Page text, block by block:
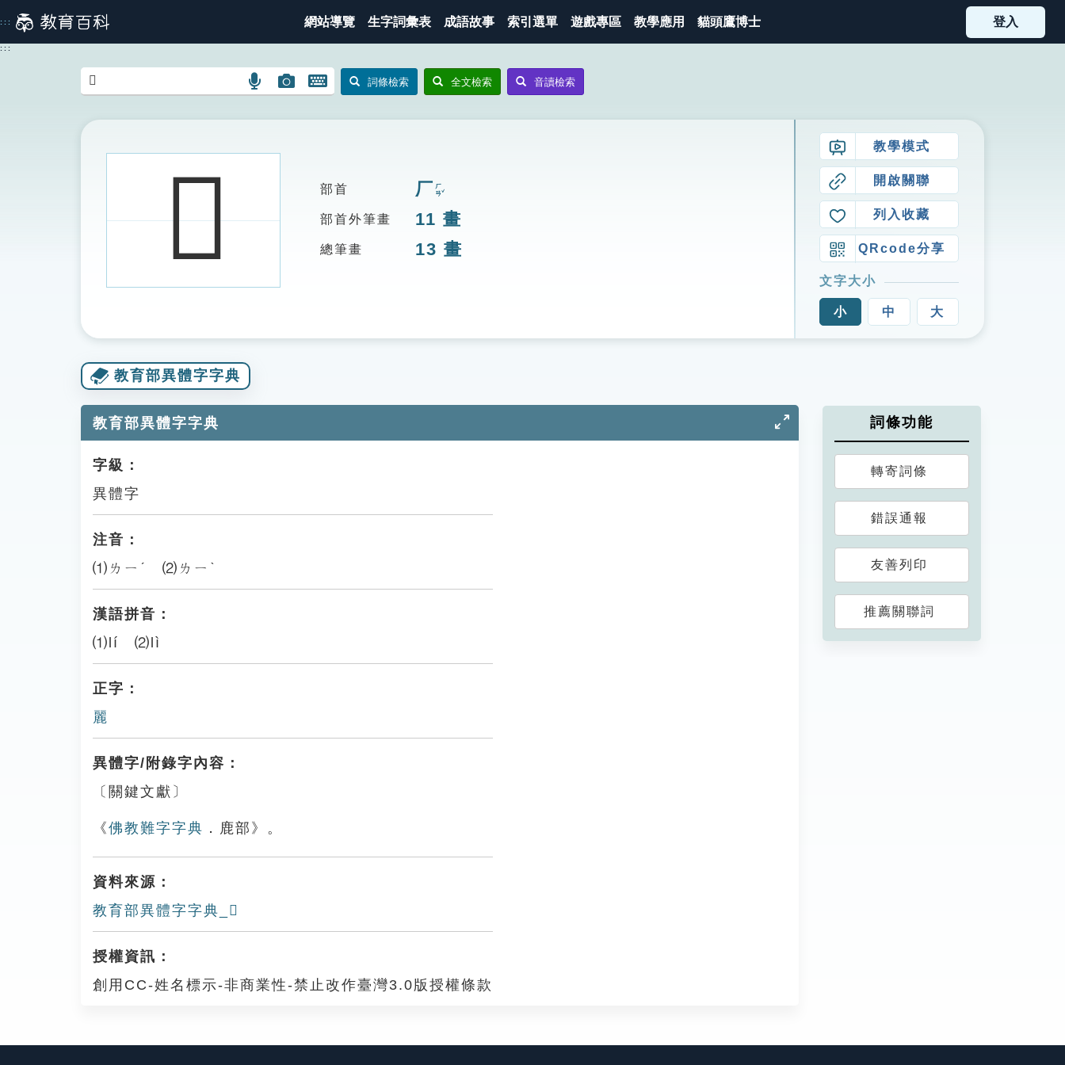
到
主
::: 網站導覽 生字詞彙表 成語故事 索引選單 遊戲專區 教學應用 貓頭鷹博士 登入
:::
語
搜
圖
圖
搜
開
鍵
詞條檢索 全文檢索 音讀檢索
𠪕 部首 厂ㄏㄢˇ
部首外筆畫 11 畫
總筆畫 13 畫
教學模式
開啟關聯
列入收藏
QRcode分享
文字大小
小 中 大
教育部異體字字典
教育部異體字字典
字級：
異體字
注音：
⑴ㄌㄧˊ ⑵ㄌㄧˋ
漢語拼音：
⑴lí ⑵lì
正字：
麗
異體字/附錄字內容：
〔關鍵文獻〕
《佛教難字字典 ．鹿部》。
資料來源：
教育部異體字字典_𠪕
授權資訊：
創用CC-姓名標示-非商業性-禁止改作臺灣3.0版授權條款
詞條功能
轉寄詞條
錯誤通報
友善列印
推薦關聯詞